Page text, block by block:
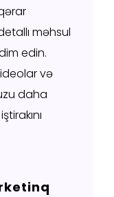
məhsul
edin.
və
daha